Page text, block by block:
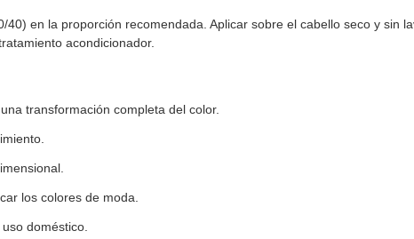
en la proporción recomendada. Aplicar sobre el cabello seco y sin
acondicionador.
transformación completa del color.
los colores de moda.
doméstico.